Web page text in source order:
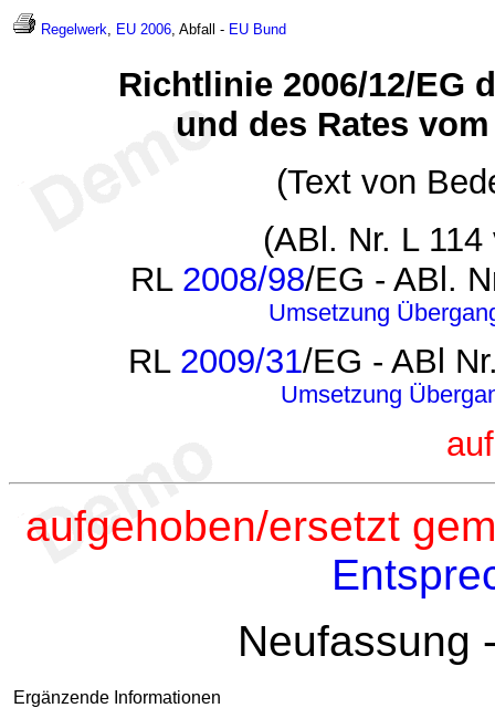
Regelwerk, EU 2006, Abfall - EU Bund
Richtlinie 2006/12/EG
und des Rates
(Text von
(ABl. Nr. L
RL 2008/98/EG - ABl.
Umsetzung
RL 2009/31/EG - ABl
Umsetzung
aufgehoben/ersetzt
Neufassung
Ergänzende Informationen